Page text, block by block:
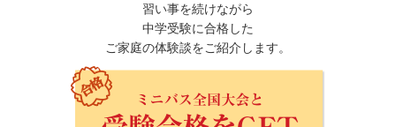
習い事を続けながら
中学受験に合格した
ご家庭の体験談をご紹介します。